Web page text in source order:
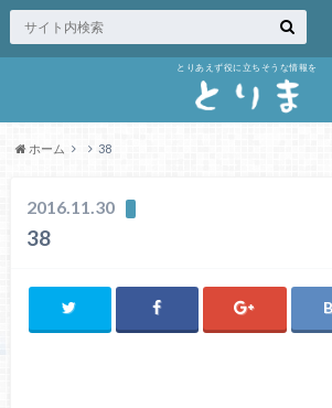
とりあえず役に立ちそうな情報を
ホーム 38
2016.11.30
38